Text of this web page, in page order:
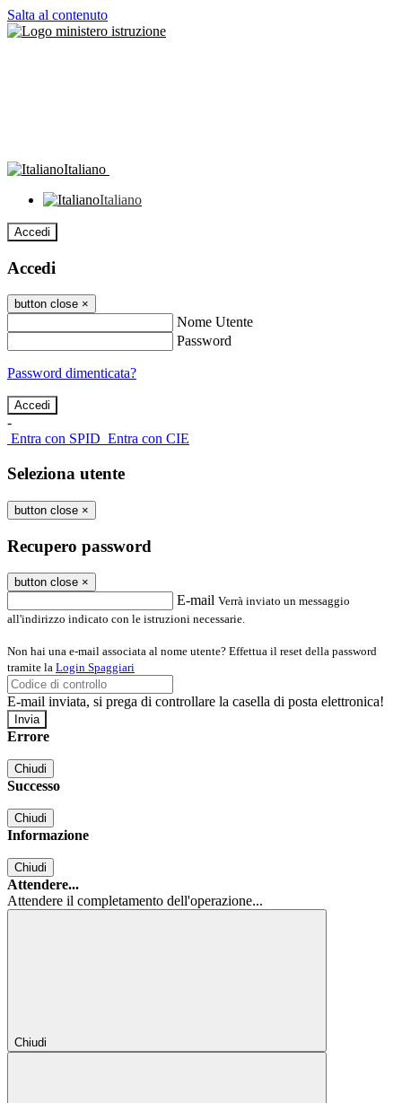
Salta al contenuto
Italiano
Italiano
Accedi
Accedi
button close ×
Nome Utente
Password
Password dimenticata?
-
Entra con SPID Entra con CIE
Seleziona utente
button close ×
Recupero password
button close ×
E-mail Verrà inviato un messaggio
all'indirizzo indicato con le istruzioni necessarie.
Non hai una e-mail associata al nome utente? Effettua il reset della password
tramite la Login Spaggiari
E-mail inviata, si prega di controllare la casella di posta elettronica!
Errore
Chiudi
Successo
Chiudi
Informazione
Chiudi
Attendere...
Attendere il completamento dell'operazione...
Chiudi